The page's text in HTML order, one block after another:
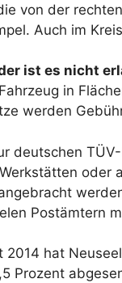
von der
Auch im
ist es nicht
in
werden
deutschen
Postämtern
2014 hat
Prozent